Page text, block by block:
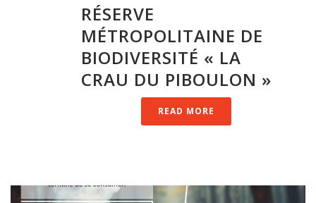
RÉSERVE
MÉTROPOLITAINE DE
BIODIVERSITÉ « LA
CRAU DU PIBOULON »
READ MORE